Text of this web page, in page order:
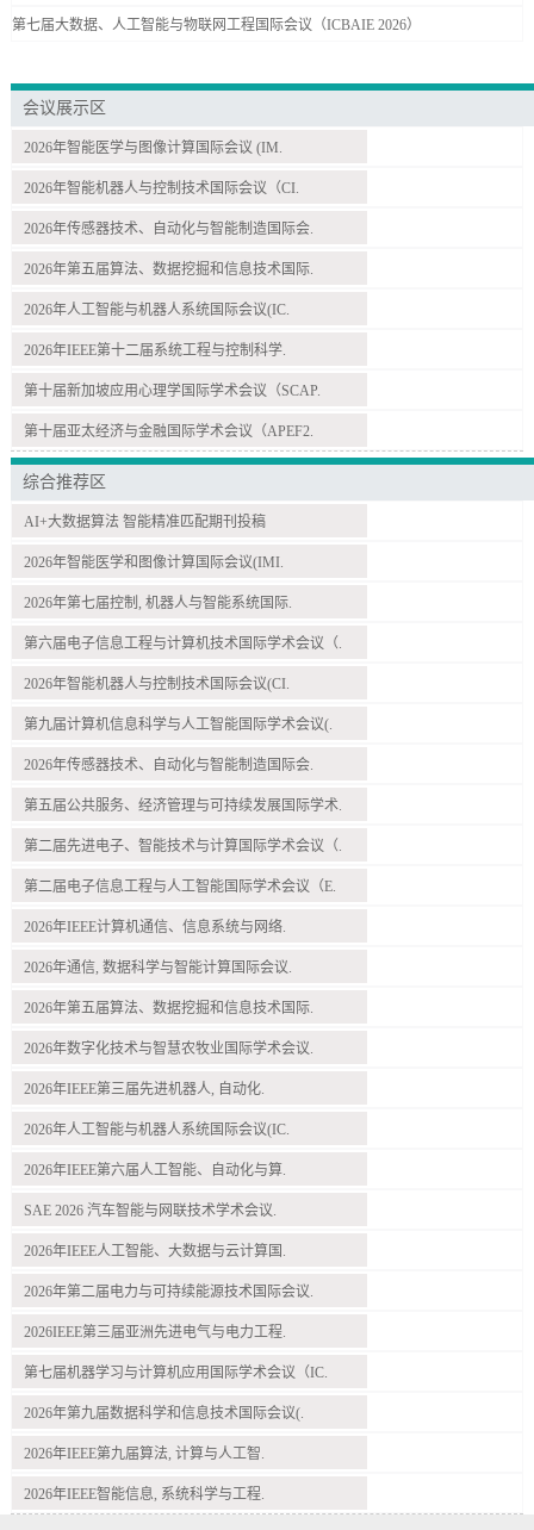
第七届大数据、人工智能与物联网工程国际会议（ICBAIE 2026）
会议展示区
2026年智能医学与图像计算国际会议 (IM.
2026年智能机器人与控制技术国际会议（CI.
2026年传感器技术、自动化与智能制造国际会.
2026年第五届算法、数据挖掘和信息技术国际.
2026年人工智能与机器人系统国际会议(IC.
2026年IEEE第十二届系统工程与控制科学.
第十届新加坡应用心理学国际学术会议（SCAP.
第十届亚太经济与金融国际学术会议（APEF2.
综合推荐区
AI+大数据算法 智能精准匹配期刊投稿
2026年智能医学和图像计算国际会议(IMI.
2026年第七届控制, 机器人与智能系统国际.
第六届电子信息工程与计算机技术国际学术会议（.
2026年智能机器人与控制技术国际会议(CI.
第九届计算机信息科学与人工智能国际学术会议(.
2026年传感器技术、自动化与智能制造国际会.
第五届公共服务、经济管理与可持续发展国际学术.
第二届先进电子、智能技术与计算国际学术会议（.
第二届电子信息工程与人工智能国际学术会议（E.
2026年IEEE计算机通信、信息系统与网络.
2026年通信, 数据科学与智能计算国际会议.
2026年第五届算法、数据挖掘和信息技术国际.
2026年数字化技术与智慧农牧业国际学术会议.
2026年IEEE第三届先进机器人, 自动化.
2026年人工智能与机器人系统国际会议(IC.
2026年IEEE第六届人工智能、自动化与算.
SAE 2026 汽车智能与网联技术学术会议.
2026年IEEE人工智能、大数据与云计算国.
2026年第二届电力与可持续能源技术国际会议.
2026IEEE第三届亚洲先进电气与电力工程.
第七届机器学习与计算机应用国际学术会议（IC.
2026年第九届数据科学和信息技术国际会议(.
2026年IEEE第九届算法, 计算与人工智.
2026年IEEE智能信息, 系统科学与工程.